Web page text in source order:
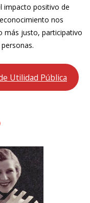
impacto positivo de
nos
más justo, participativo
Utilidad Pública